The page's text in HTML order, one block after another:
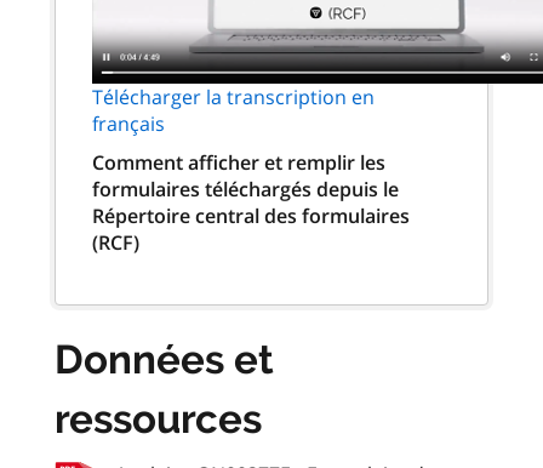
Télécharger la transcription en
français
Comment afficher et remplir les
formulaires téléchargés depuis le
Répertoire central des formulaires
(RCF)
Données et
ressources